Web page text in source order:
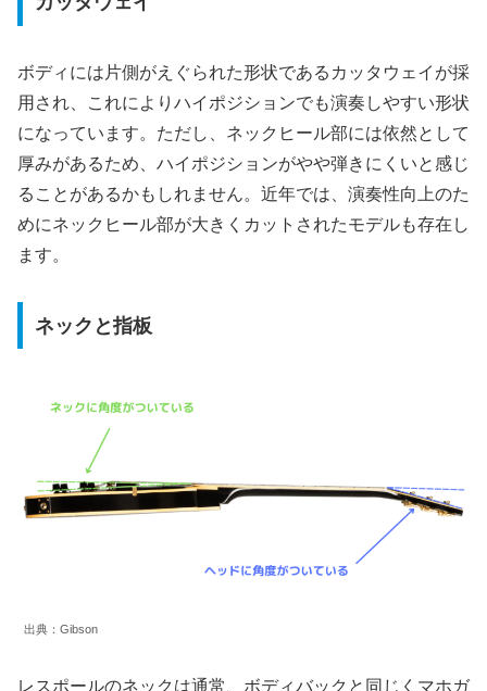
ボディには片側がえぐられた形状であるカッタウェイが採
用され、これによりハイポジションでも演奏しやすい形状
になっています。ただし、ネックヒール部には依然として
厚みがあるため、ハイポジションがやや弾きにくいと感じ
ることがあるかもしれません。近年では、演奏性向上のた
めにネックヒール部が大きくカットされたモデルも存在し
ます。
ネックと指板
出典：Gibson
レスポールのネックは通常、ボディバックと同じくマホガ